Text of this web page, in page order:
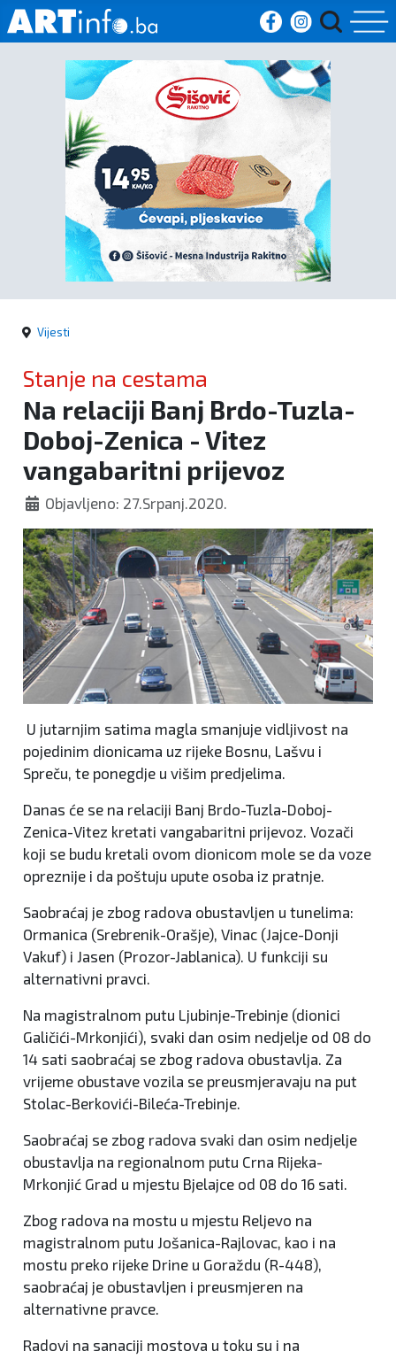
Početna
Vijesti
Sport
Kultura
Crna
kronika
Politika
Zanimljivosti
Vijesti
Stanje na cestama
Na relaciji Banj Brdo-Tuzla-
Doboj-Zenica - Vitez
vangabaritni prijevoz
Objavljeno: 27.Srpanj.2020.
U jutarnjim satima magla smanjuje vidljivost na
pojedinim dionicama uz rijeke Bosnu, Lašvu i
Spreču, te ponegdje u višim predjelima.
Danas će se na relaciji Banj Brdo-Tuzla-Doboj-
Zenica-Vitez kretati vangabaritni prijevoz. Vozači
koji se budu kretali ovom dionicom mole se da voze
opreznije i da poštuju upute osoba iz pratnje.
Saobraćaj je zbog radova obustavljen u tunelima:
Ormanica (Srebrenik-Orašje), Vinac (Jajce-Donji
Vakuf) i Jasen (Prozor-Jablanica). U funkciji su
alternativni pravci.
Na magistralnom putu Ljubinje-Trebinje (dionici
Galičići-Mrkonjići), svaki dan osim nedjelje od 08 do
14 sati saobraćaj se zbog radova obustavlja. Za
vrijeme obustave vozila se preusmjeravaju na put
Stolac-Berkovići-Bileća-Trebinje.
Saobraćaj se zbog radova svaki dan osim nedjelje
obustavlja na regionalnom putu Crna Rijeka-
Mrkonjić Grad u mjestu Bjelajce od 08 do 16 sati.
Zbog radova na mostu u mjestu Reljevo na
magistralnom putu Jošanica-Rajlovac, kao i na
mostu preko rijeke Drine u Goraždu (R-448),
saobraćaj je obustavljen i preusmjeren na
alternativne pravce.
Radovi na sanaciji mostova u toku su i na